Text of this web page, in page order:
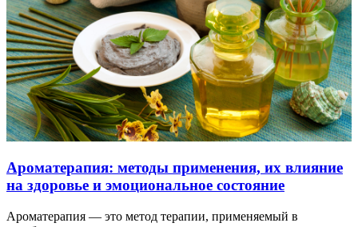
Ароматерапия: методы применения, их влияние
на здоровье и эмоциональное состояние
Ароматерапия — это метод терапии, применяемый в